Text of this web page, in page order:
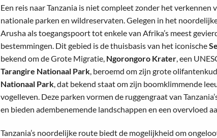
Een reis naar Tanzania is niet compleet zonder het verkennen
nationale parken en wildreservaten. Gelegen in het
Arusha als toegangspoort tot enkele van Afrika’s meest
bestemmingen. Dit gebied is de thuisbasis van het iconische
bekend om de Grote Migratie, Ngorongoro Krater , een
Tarangire Nationaal Park , beroemd om zijn grote
Nationaal Park , dat bekend staat om zijn boomklimmende
vogelleven. Deze parken vormen de ruggengraat van
en bieden adembenemende landschappen en een overvloed
Tanzania’s noordelijke route biedt de mogelijkheid om